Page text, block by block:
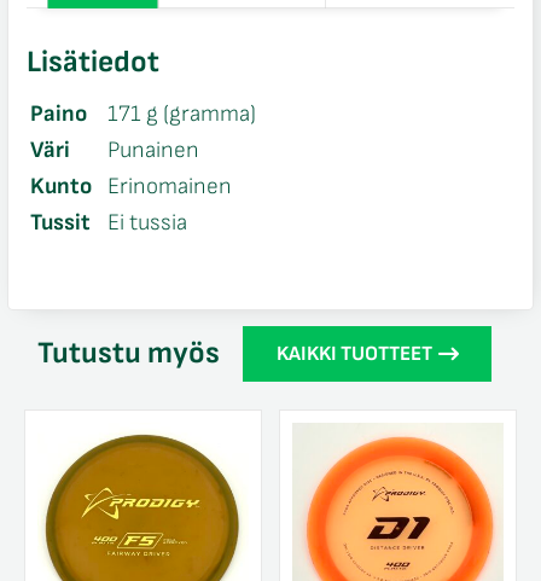
Lisätiedot
Paino
171 g (gramma)
Väri
Punainen
Kunto
Erinomainen
Tussit
Ei tussia
Tutustu myös KAIKKI TUOTTEET